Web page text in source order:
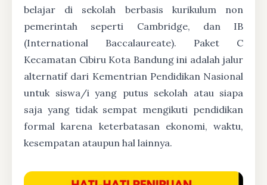
belajar di sekolah berbasis kurikulum non
pemerintah seperti Cambridge, dan IB
(International Baccalaureate). Paket C
Kecamatan Cibiru Kota Bandung ini adalah jalur
alternatif dari Kementrian Pendidikan Nasional
untuk siswa/i yang putus sekolah atau siapa
saja yang tidak sempat mengikuti pendidikan
formal karena keterbatasan ekonomi, waktu,
kesempatan ataupun hal lainnya.